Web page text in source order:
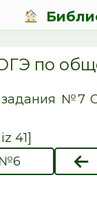
по
задания №7
41]
№6